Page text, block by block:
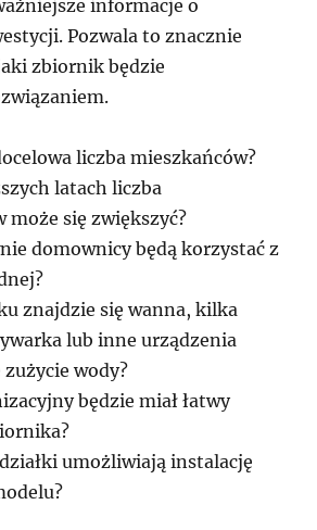
informacje o
Pozwala to znacznie
zbiornik będzie
liczba mieszkańców?
latach liczba
może się zwiększyć?
domownicy będą korzystać z
znajdzie się wanna, kilka
lub inne urządzenia
wody?
będzie miał łatwy
umożliwiają instalację